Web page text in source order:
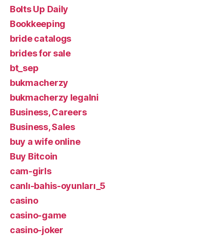
Bolts Up Daily
Bookkeeping
bride catalogs
brides for sale
bt_sep
bukmacherzy
bukmacherzy legalni
Business, Careers
Business, Sales
buy a wife online
Buy Bitcoin
cam-girls
canlı-bahis-oyunları_5
casino
casino-game
casino-joker